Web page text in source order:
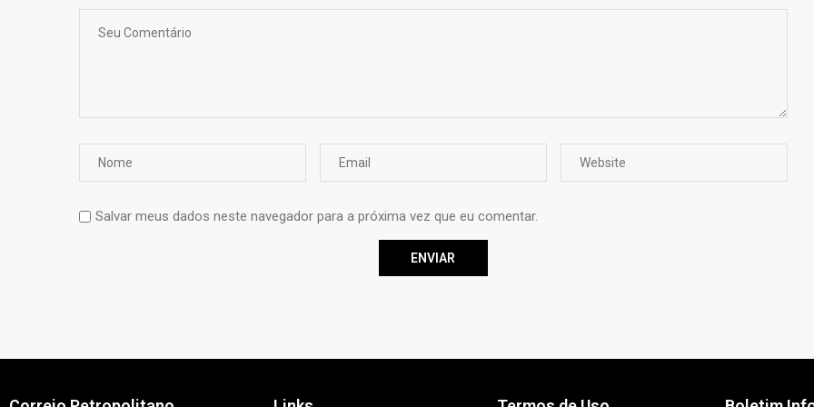
Salvar meus dados neste navegador para a próxima vez que eu comentar.